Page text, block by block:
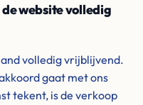
website volledig
volledig vrijblijvend.
gaat met ons
tekent, is de verkoop